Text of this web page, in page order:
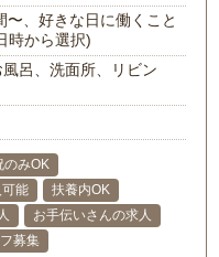
、好きな日に働くこと
時から選択)
呂、洗面所、リビン
のみOK
能
扶養内OK
お手伝いさんの求人
募集